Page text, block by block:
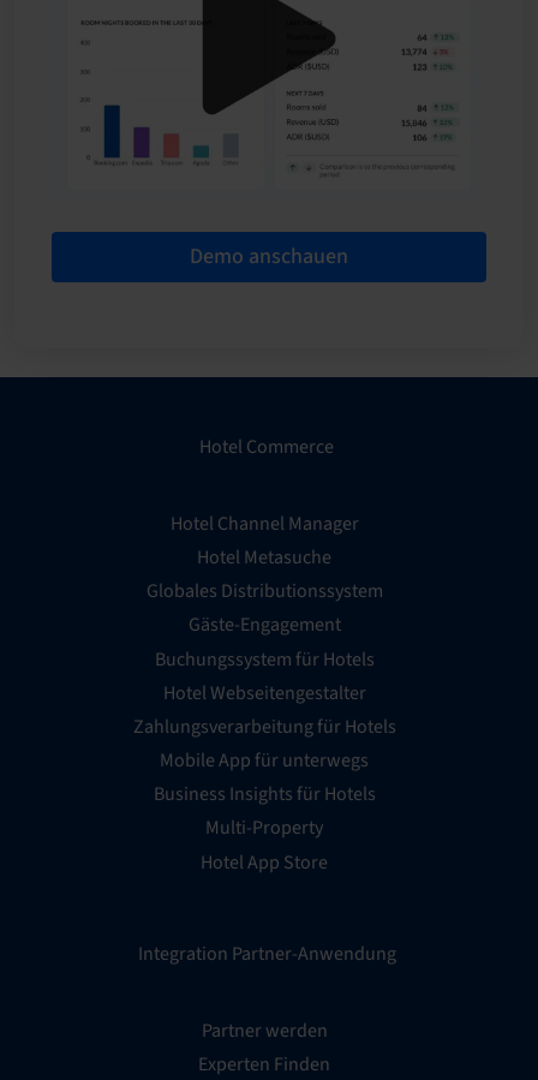
Demo anschauen
Hotel Commerce
Hotel Channel Manager
Hotel Metasuche
Globales Distributionssystem
Gäste-Engagement
Buchungssystem für Hotels
Hotel Webseitengestalter
Zahlungsverarbeitung für Hotels
Mobile App für unterwegs
Business Insights für Hotels
Multi-Property
Hotel App Store
Integration Partner-Anwendung
Partner werden
Experten Finden